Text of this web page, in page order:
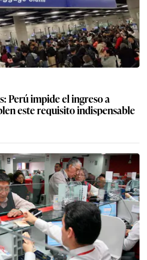
Perú impide el ingreso a
este requisito indispensable